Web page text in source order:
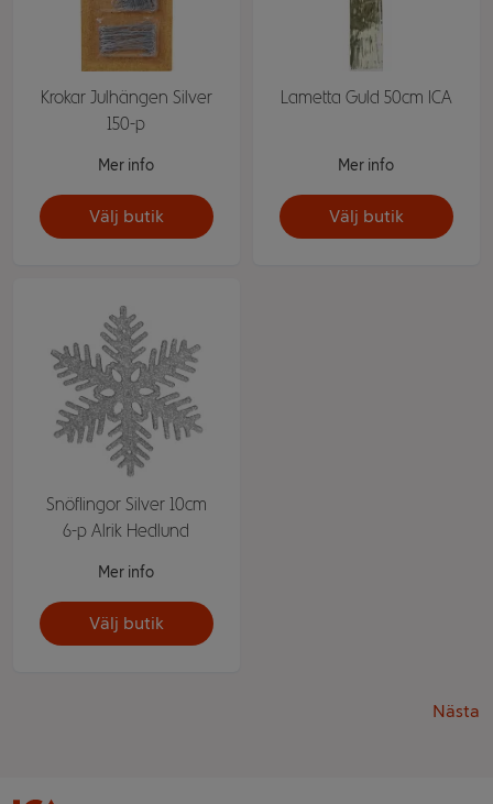
Krokar Julhängen Silver
150-p
Mer info
Välj butik
Lametta Guld 50cm ICA
Mer info
Välj butik
Snöflingor Silver 10cm
6-p Alrik Hedlund
Mer info
Välj butik
Nästa